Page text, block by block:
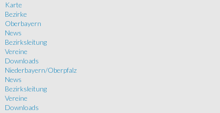
Karte
Bezirke
Oberbayern
News
Bezirksleitung
Vereine
Downloads
Niederbayern/Oberpfalz
News
Bezirksleitung
Vereine
Downloads